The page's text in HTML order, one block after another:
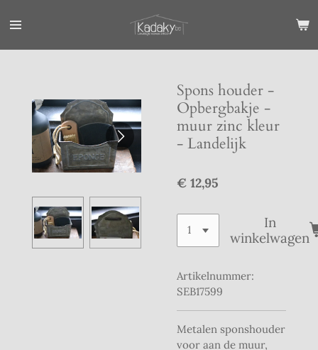
direct
Spons houder -
Opbergbakje -
muur zinc kleur
- Landelijk
€ 12,95
In
winkelwagen
Artikelnummer:
SEB17599
Metalen sponshouder
voor aan de muur,